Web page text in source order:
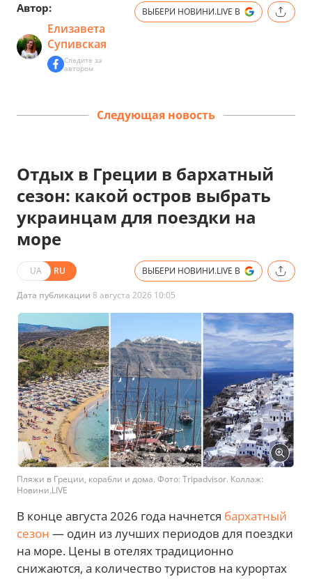
Автор:
Елизавета
Супивская
Следите за
автором
ВЫБЕРИ НОВИНИ.LIVE В
Следующая новость
Отдых в Греции в бархатный
сезон: какой остров выбрать
украинцам для поездки на
море
UA RU ВЫБЕРИ НОВИНИ.LIVE В
Дата публикации 8 августа 2026 10:05
Пляжи в Греции, корабли и дома. Фото: Tripadvisor. Коллаж:
Новини.LIVE
В конце августа 2026 года начнется бархатный
сезон — один из лучших периодов для поездки
на море. Цены в отелях традиционно
снижаются, а количество туристов на курортах